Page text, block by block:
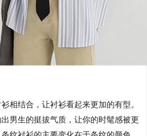
相结合，让衬衫看起来更加的有型。
男生的挺拔气质，让你的时髦感被更